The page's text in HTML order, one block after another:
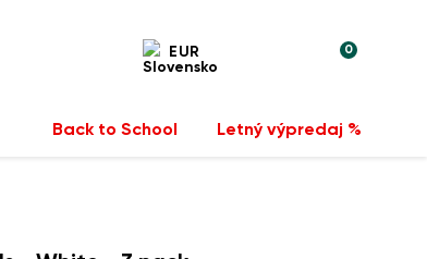
EUR 0
Back to School Letný výpredaj %